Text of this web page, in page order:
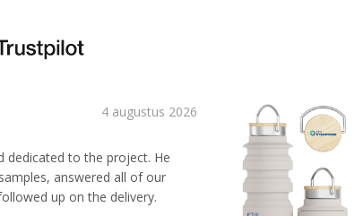
4 augustus 2026
dedicated to the project. He
answered all of our
up on the delivery.